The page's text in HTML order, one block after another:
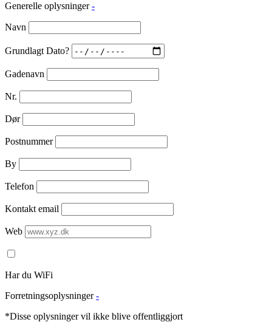
Generelle oplysninger -
Navn
Grundlagt Dato?
Gadenavn
Nr.
Dør
Postnummer
By
Telefon
Kontakt email
Web
Har du WiFi
Forretningsoplysninger -
*Disse oplysninger vil ikke blive offentliggjort